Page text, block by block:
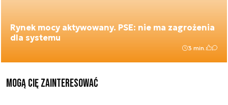
Rynek mocy aktywowany. PSE: nie ma zagrożenia
dla systemu
3 min.
Mogą Cię zainteresować